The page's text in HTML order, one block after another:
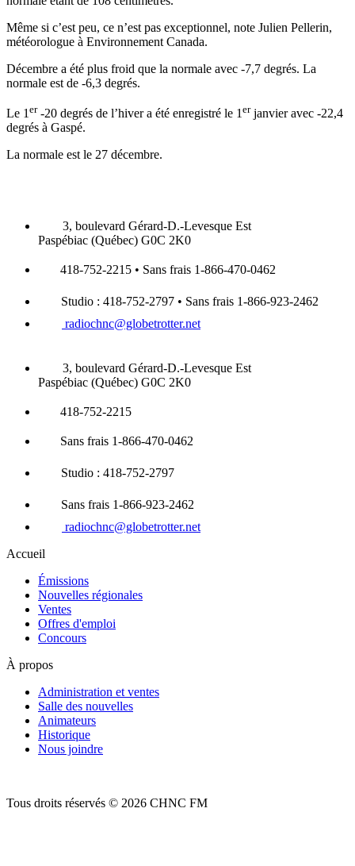
Même si c’est peu, ce n’est pas exceptionnel, note Julien Pellerin,
météorologue à Environnement Canada.
Décembre a été plus froid que la normale avec -7,7 degrés. La
normale est de -6,3 degrés.
Le 1 er-20 degrés de l’hiver a été enregistré le 1 erjanvier avec -22,4
degrés à Gaspé.
La normale est le 27 décembre.
3, boulevard Gérard-D.-Levesque Est
Paspébiac (Québec) G0C 2K0
418-752-2215 • Sans frais 1-866-470-0462
Studio : 418-752-2797 • Sans frais 1-866-923-2462
radiochnc@globetrotter.net
3, boulevard Gérard-D.-Levesque Est
Paspébiac (Québec) G0C 2K0
418-752-2215
Sans frais 1-866-470-0462
Studio : 418-752-2797
Sans frais 1-866-923-2462
radiochnc@globetrotter.net
Accueil
Émissions
Nouvelles régionales
Ventes
Offres d'emploi
Concours
À propos
Administration et ventes
Salle des nouvelles
Animateurs
Historique
Nous joindre
Tous droits réservés © 2026 CHNC FM